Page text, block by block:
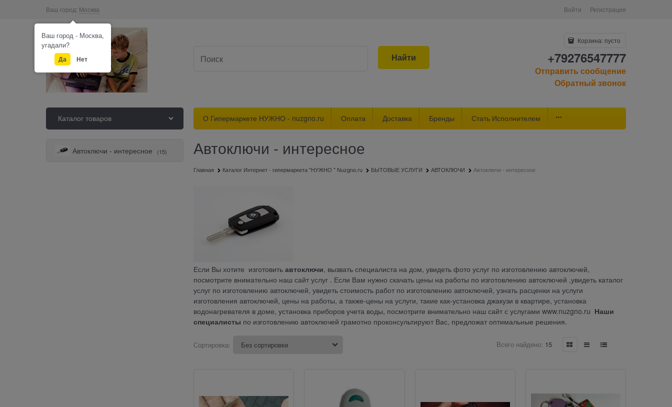
Ваш город: Москва Войти Регистрация
Найти
Корзина: пусто
+79276547777
Отправить сообщение
Обратный звонок
Каталог товаров О Гипермаркете НУЖНО - nuzgno.ru Оплата Доставка Бренды Стать Исполнителем
Автоключи - интересное (15) Автоключи - интересное
Главная Каталог Интернет - гипермаркета "НУЖНО " Nuzgno.ru БЫТОВЫЕ УСЛУГИ АВТОКЛЮЧИ Автоключи - интересное
Если Вы хотите изготовить автоключи, вызвать специалиста на дом, увидеть фото услуг по изготовлению автоключей,
посмотрите внимательно наш сайт услуг . Если Вам нужно скачать цены на работы по изготовлению автоключей ,увидеть каталог
услуг по изготовлению автоключей, увидеть стоимость работ по изготовлению автоключей, узнать расценки на услуги
изготовления автоключей, цены на работы, а также-цены на услуги, такие как-установка джакузи в квартире, установка
водонагревателя в доме, установка приборов учета воды, посмотрите внимательно наш сайт с услугами www.nuzgno.ru Наши
специалисты по изготовлению автоключей грамотно проконсультируют Вас, предложат оптимальные решения.
Сортировка: Всего найдено: 15
Ваш город - Москва,
угадали?
Да Нет